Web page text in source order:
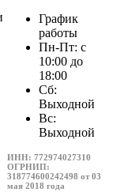
График
работы
Пн-Пт: с
10:00 до
18:00
Сб:
Выходной
Вс:
Выходной
ИНН: 772974027310
ОГРНИП:
318774600242498 от 03
мая 2018 года